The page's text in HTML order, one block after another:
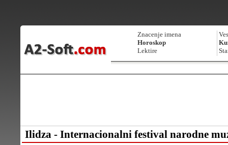
Znacenje imena
Horoskop
Lektire
Ilidza - Internacionalni festival narodne